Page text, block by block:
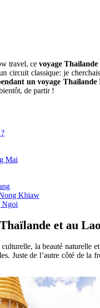
travel, ce voyage
circuit classique: je
un voyage Thaïlande
de partir !
Mai
Khiaw
Ngoi
et au
la beauté naturelle
Juste de l’autre côté de